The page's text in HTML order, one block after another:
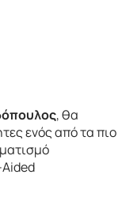
, θα
ενός από τα πιο